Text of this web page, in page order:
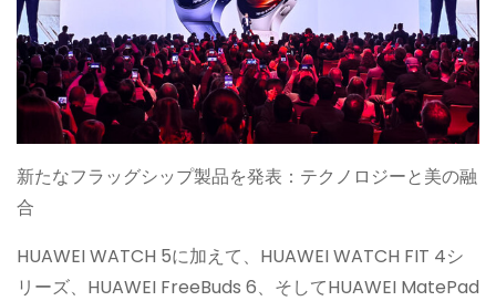
新たなフラッグシップ製品を発表：テクノロジーと美の融
合
HUAWEI WATCH 5に加えて、HUAWEI WATCH FIT 4シ
リーズ、HUAWEI FreeBuds 6、そしてHUAWEI MatePad